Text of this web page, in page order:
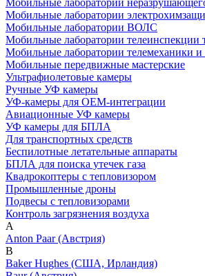
Мобильные лаборатории
Мобильные лаборатории
Мобильные лаборатории ВОЛС
Мобильные лаборатории телеинспекции
Мобильные лаборатории телемеханики и
Мобильные передвижные мастерские
Ультрафиолетовые камеры
Ручные УФ камеры
УФ-камеры для OEM-интеграции
Авиационные УФ камеры
УФ камеры для БПЛА
Для транспортных средств
Беспилотные летательные аппараты
БПЛА для поиска утечек газа
Квадрокоптеры с тепловизором
Промышленные дроны
Подвесы с тепловизорами
Контроль загрязнения воздуха
A
Anton Paar (Австрия)
B
Baker Hughes (США, Ирландия)